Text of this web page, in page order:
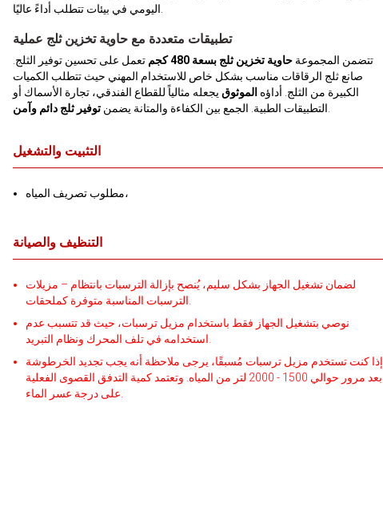
تطبيقات متعددة مع حاوية تخزين ثلج عملية
تتضمن المجموعة حاوية تخزين ثلج بسعة 480 كجم
تعمل على تحسين توفير الثلج.
صانع ثلج الرقاقات مناسب بشكل خاص للاستخدام المهني حيث تتطلب الكميات
الكبيرة من الثلج. أداؤه الموثوق يجعله مثالياً للقطاع الفندقي، تجارة الأسماك أو
التطبيقات الطبية. الجمع بين الكفاءة والمتانة يضمن توفير ثلج دائم وآمن
التثبيت والتشغيل
مطلوب تصريف المياه،
التنظيف والصيانة
لضمان تشغيل الجهاز بشكل سليم، يُنصح بإزالة الترسبات بانتظام – مزيلات
نوصي بتشغيل الجهاز فقط باستخدام مزيل ترسبات، حيث قد تتسبب عدم
إذا كنت تستخدم مزيل ترسبات مُسبقًا، يرجى ملاحظة أنه يجب تجديد الخرطوشة
بعد مرور حوالي 1500 - 2000 لتر من المياه. وتعتمد كمية التدفق القصوى الفعلية